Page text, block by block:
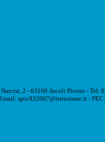
2 - 63100 Ascoli Piceno - Tel.
apic832007@istruzione.it -